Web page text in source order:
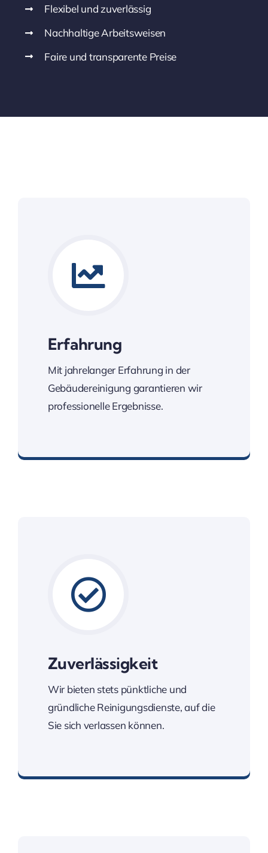
Flexibel und zuverlässig
Nachhaltige Arbeitsweisen
Faire und transparente Preise
Erfahrung
Mit jahrelanger Erfahrung in der
Gebäudereinigung garantieren wir
professionelle Ergebnisse.
Zuverlässigkeit
Wir bieten stets pünktliche und
gründliche Reinigungsdienste, auf die
Sie sich verlassen können.